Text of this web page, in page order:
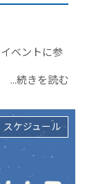
ベントに参
...続きを読む
スケジュール